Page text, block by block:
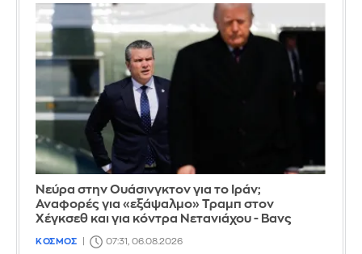
Νεύρα στην Ουάσινγκτον για το Ιράν;
Αναφορές για «εξάψαλμο» Τραμπ στον
Χέγκσεθ και για κόντρα Νετανιάχου - Βανς
ΚΟΣΜΟΣ 07:31, 06.08.2026